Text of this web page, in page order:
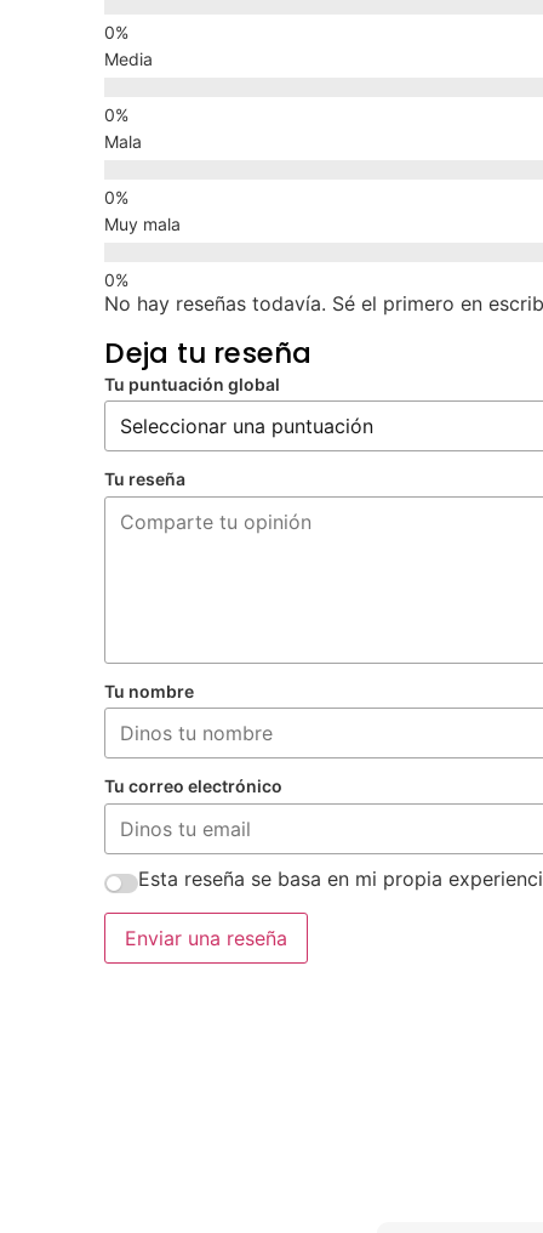
Media
Mala
Muy mala
No hay reseñas todavía. Sé el primero en
Deja tu reseña
Tu puntuación global
Tu reseña
Tu nombre
Tu correo electrónico
Esta reseña se basa en mi propia
Enviar una reseña